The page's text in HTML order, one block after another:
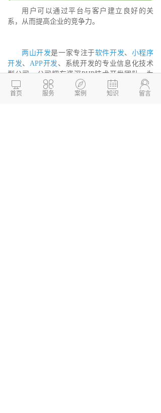
用户可以通过平台与客户建立良好的关
系，从而提高企业的竞争力。
两山开发是一家专注于软件开发、 小程序
开发、APP开发 、系统开发的专业信息化技术
型公司，公司拥有资深PHP技术开发团队，为
您提供性价比高的德州电器维修小程序开发服
务。我们所做的产品以价格低，配置高，运行

首页

服务

案例

知识

留言